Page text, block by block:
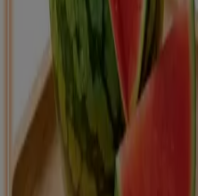
España Italia United
Colombia
Argentina
Nederland
Deutschland
Australia
Türkiye Polska
Sverige
Ecuador
Danmark
Suomi
Schweiz
United Arab
Ceská republika
България